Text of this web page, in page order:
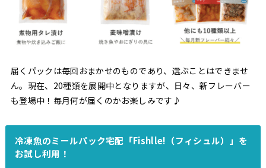
届くパックは毎回おまかせのものであり、選ぶことはできませ
ん。現在、20種類を展開中となりますが、日々、新フレーバー
も登場中！毎月何が届くのかお楽しみです♪
冷凍魚のミールパック宅配「Fishlle!（フィシュル）」を
お試し利用！